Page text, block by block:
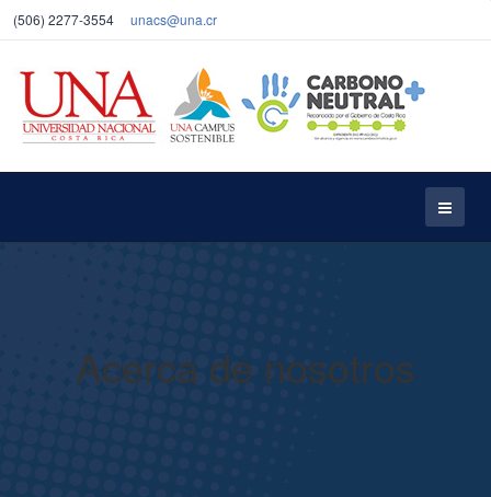
(506) 2277-3554 unacs@una.cr
Acerca de nosotros